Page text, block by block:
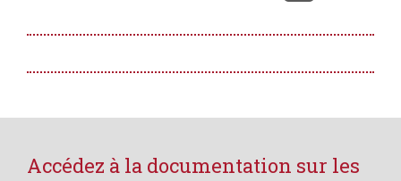
Accédez à la documentation sur les